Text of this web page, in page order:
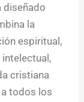
diseñado
la
espiritual,
cristiana
todos los